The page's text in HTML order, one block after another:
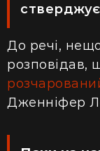
До речі,
розповідав,
Дженніфер